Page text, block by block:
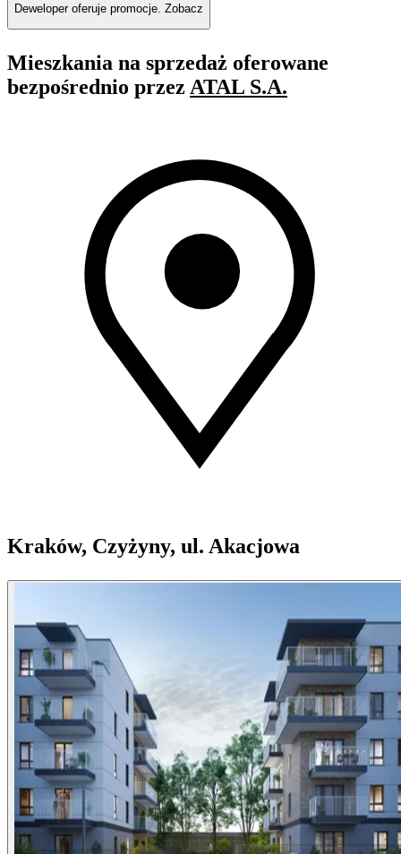
Deweloper oferuje promocje. Zobacz
Mieszkania na sprzedaż oferowane
bezpośrednio przez ATAL S.A.
Kraków, Czyżyny, ul. Akacjowa